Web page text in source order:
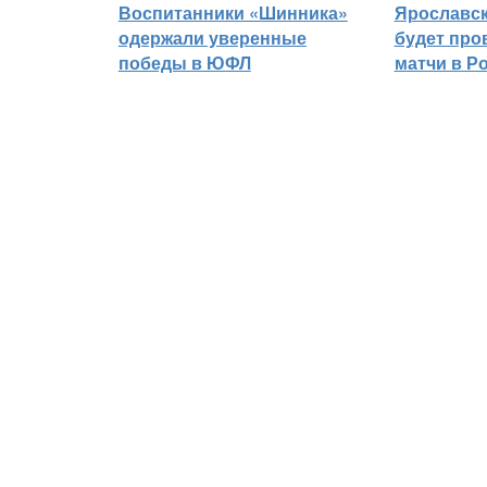
Воспитанники «Шинника»
одержали уверенные
победы в ЮФЛ
будет
матчи в